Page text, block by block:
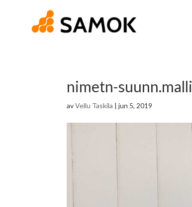
nimetn-suunn.malli_
avVellu Taskila |jun 5, 2019